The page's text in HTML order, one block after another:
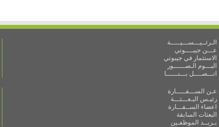
الـرئــيـــســـيـــــة
عـــن جيبــــوتي
الاستثمار في جيبوتي
البـــوم الـصــــــور
اتـــصــــل بـــنــــــا
عـن الســـفـــــارة
رئيـس البـعـــثـــة
اعضاء الســفـــارة
البعثات السابقة
بـريــد الموظفـين